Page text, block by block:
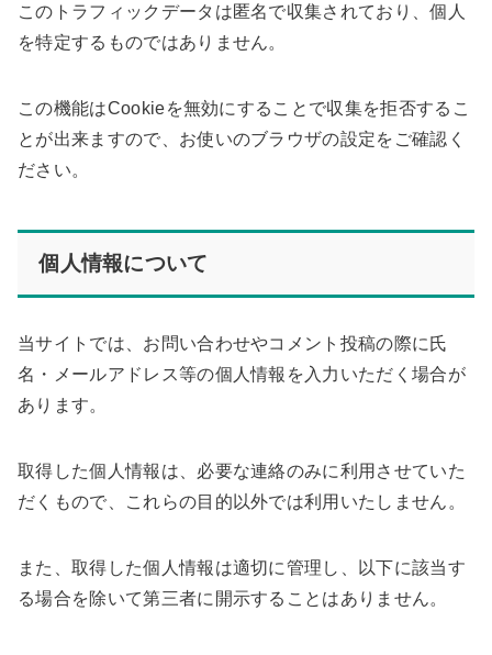
このトラフィックデータは匿名で収集されており、個人
を特定するものではありません。
この機能はCookieを無効にすることで収集を拒否するこ
とが出来ますので、お使いのブラウザの設定をご確認く
ださい。
個人情報について
当サイトでは、お問い合わせやコメント投稿の際に氏
名・メールアドレス等の個人情報を入力いただく場合が
あります。
取得した個人情報は、必要な連絡のみに利用させていた
だくもので、これらの目的以外では利用いたしません。
また、取得した個人情報は適切に管理し、以下に該当す
る場合を除いて第三者に開示することはありません。